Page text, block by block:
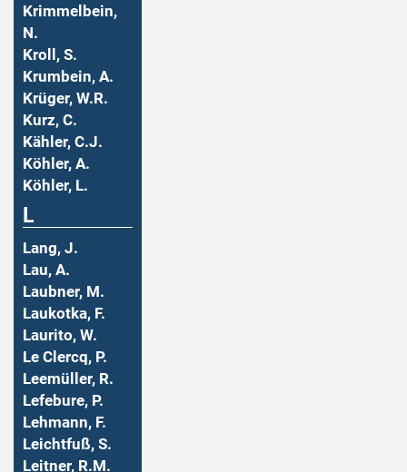
Krimmelbein,
N.
Kroll, S.
Krumbein, A.
Krüger, W.R.
Kurz, C.
Kähler, C.J.
Köhler, A.
Köhler, L.
L
Lang, J.
Lau, A.
Laubner, M.
Laukotka, F.
Laurito, W.
Le Clercq, P.
Leemüller, R.
Lefebure, P.
Lehmann, F.
Leichtfuß, S.
Leitner, R.M.